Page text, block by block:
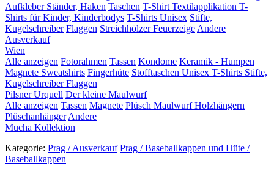
Aufkleber Ständer, Haken Taschen T-Shirt Textilapplikation T-
Shirts für Kinder, Kinderbodys T-Shirts Unisex Stifte,
Kugelschreiber Flaggen StreichhölzerFeuerzeige Andere
Ausverkauf
Wien
Alle anzeigen Fotorahmen Tassen Kondome Keramik - Humpen
Magnete Sweatshirts Fingerhüte Stofftaschen Unisex T-Shirts Stifte,
KugelschreiberFlaggen
Pilsner Urquell Der kleine Maulwurf
Alle anzeigen Tassen Magnete Plüsch MaulwurfHolzhängern
Plüschanhänger Andere
Mucha Kollektion
Kategorie: Prag / Ausverkauf Prag / Baseballkappen und Hüte /
Baseballkappen